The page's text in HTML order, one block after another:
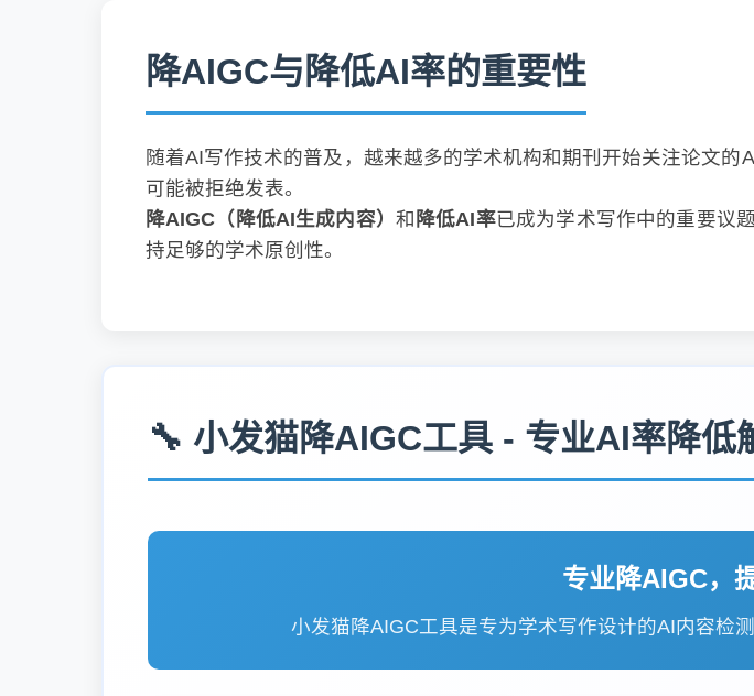
降AIGC与降低AI率的重要性
随着AI写作技术的普及，越来越多的学术机构和期刊开始关注论文
可能被拒绝发表。
降AIGC（降低AI生成内容） 和 降低AI率已成为学术写作中的重要议
持足够的学术原创性。
🔧 小发猫降AIGC工具 - 专业AI率降低
专业降AIGC，
小发猫降AIGC工具是专为学术写作设计的AI内容检